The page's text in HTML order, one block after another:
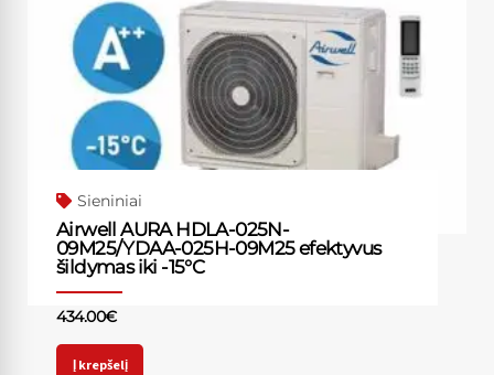
Sieniniai
Airwell AURA HDLA-025N-
09M25/YDAA-025H-09M25 efektyvus
šildymas iki -15°C
434.00€
Į krepšelį